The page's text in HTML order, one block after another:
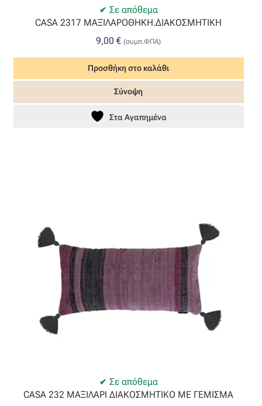
Όροι Χρήσης
Πληρωμές
Σε απόθεμα
CASA 2317 ΜΑΞΙΛΑΡΟΘΗΚΗ.ΔΙΑΚΟΣΜΗΤΙΚΗ
9,00€ (συμπ.ΦΠΑ)
Προσθήκη στο καλάθι
Σύνοψη
Στα Αγαπημένα
Σε απόθεμα
CASA 232 ΜΑΞΙΛΑΡΙ ΔΙΑΚΟΣΜΗΤΙΚΟ ΜΕ ΓΕΜΙΣΜΑ